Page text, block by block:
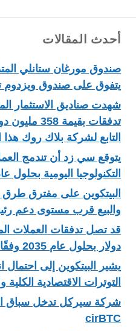
أحدث المقالات
صندوق مورغان ستانلي
يتفوق على صندوق
شهدت صناديق الاستثمار
التابع لشركة بلاك روك هذا
يتوقع سي زد أن تندمج
التكنولوجيا اليومية بحلول عام
البيتكوين على مفترق
والبيع قرب مستوى دعم
دولار بحلول عام 2035 وفقًا لشركة Chainalysis
يشير البيتكوين إلى
التوترات الاقتصادية
شركة سيركل تدخل سباق
cirBTC